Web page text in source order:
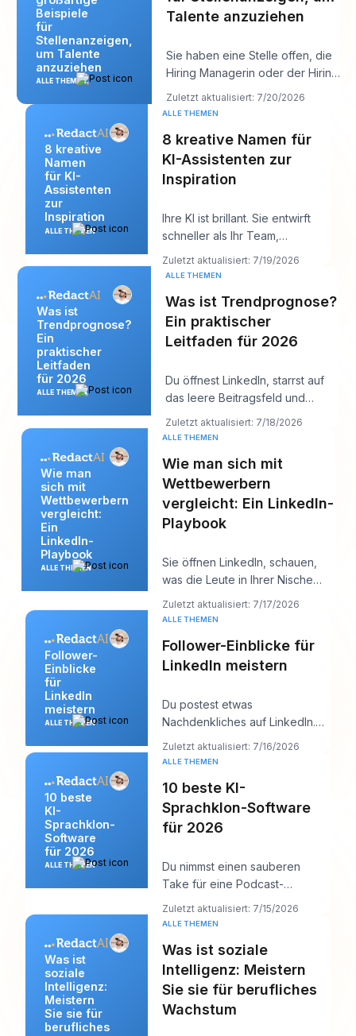
Beispiele
für
Stellenanzeigen,
um Talente
anzuziehen
ALLE THEMEN
Talente anzuziehen
Sie haben eine Stelle offen, die
Hiring Managerin oder der Hiring
Manager will „starke Kandidaten
bi
Zuletzt aktualisiert: 7/20/2026
8 kreative
Namen
für KI-
Assistenten
zur
Inspiration
ALLE THEMEN
ALLE THEMEN
8 kreative Namen für
KI-Assistenten zur
Inspiration
Ihre KI ist brillant. Sie entwirft
schneller als Ihr Team,
antwortet klar und klingt
vielleicht soga
Zuletzt aktualisiert: 7/19/2026
Was ist
Trendprognose?
Ein
praktischer
Leitfaden
für 2026
ALLE THEMEN
ALLE THEMEN
Was ist Trendprognose?
Ein praktischer
Leitfaden für 2026
Du öffnest LinkedIn, starrst auf
das leere Beitragsfeld und
denkst: „Was ist meiner
Zielgruppe gerad
Zuletzt aktualisiert: 7/18/2026
Wie man
sich mit
Wettbewerbern
vergleicht:
Ein
LinkedIn-
Playbook
ALLE THEMEN
ALLE THEMEN
Wie man sich mit
Wettbewerbern
vergleicht: Ein LinkedIn-
Playbook
Sie öffnen LinkedIn, schauen,
was die Leute in Ihrer Nische
posten, und innerhalb von zehn
Minuten h
Zuletzt aktualisiert: 7/17/2026
Follower-
Einblicke
für
LinkedIn
meistern
ALLE THEMEN
ALLE THEMEN
Follower-Einblicke für
LinkedIn meistern
Du postest etwas
Nachdenkliches auf LinkedIn.
Es bekommt ein paar Likes,
vielleicht einen Kommentar
Zuletzt aktualisiert: 7/16/2026
10 beste
KI-
Sprachklon-
Software
für 2026
ALLE THEMEN
ALLE THEMEN
10 beste KI-
Sprachklon-Software
für 2026
Du nimmst einen sauberen
Take für eine Podcast-
Einleitung auf und bemerkst
dann eine Änderung des Pr
Zuletzt aktualisiert: 7/15/2026
Was ist
soziale
Intelligenz:
Meistern
Sie sie für
berufliches
ALLE THEMEN
Was ist soziale
Intelligenz: Meistern
Sie sie für berufliches
Wachstum